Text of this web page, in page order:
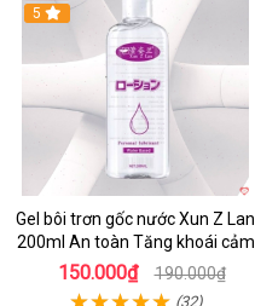
Hot
5
Gel bôi trơn gốc nước Xun Z Lan
200ml An toàn Tăng khoái cảm
150.000₫ 190.000₫
(32)